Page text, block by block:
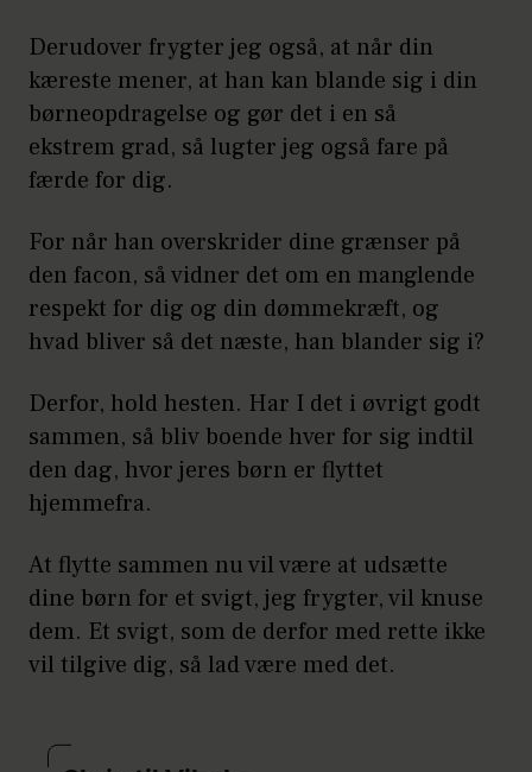
Derudover frygter jeg også, at når din
kæreste mener, at han kan blande sig i din
børneopdragelse og gør det i en så
ekstrem grad, så lugter jeg også fare på
færde for dig.
For når han overskrider dine grænser på
den facon, så vidner det om en manglende
respekt for dig og din dømmekræft, og
hvad bliver så det næste, han blander sig i?
Derfor, hold hesten. Har I det i øvrigt godt
sammen, så bliv boende hver for sig indtil
den dag, hvor jeres børn er flyttet
hjemmefra.
At flytte sammen nu vil være at udsætte
dine børn for et svigt, jeg frygter, vil knuse
dem. Et svigt, som de derfor med rette ikke
vil tilgive dig, så lad være med det.